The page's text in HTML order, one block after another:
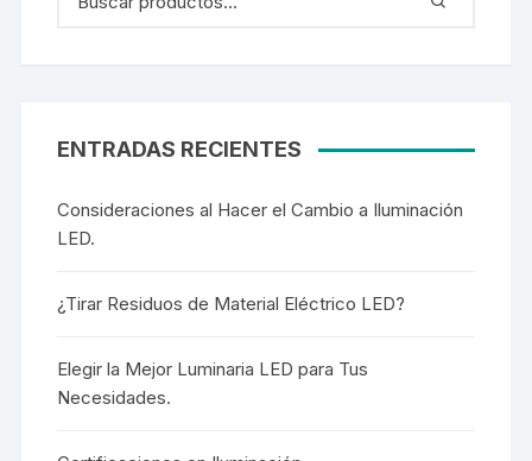
ENTRADAS RECIENTES
Consideraciones al Hacer el Cambio a Iluminación
LED.
¿Tirar Residuos de Material Eléctrico LED?
Elegir la Mejor Luminaria LED para Tus
Necesidades.